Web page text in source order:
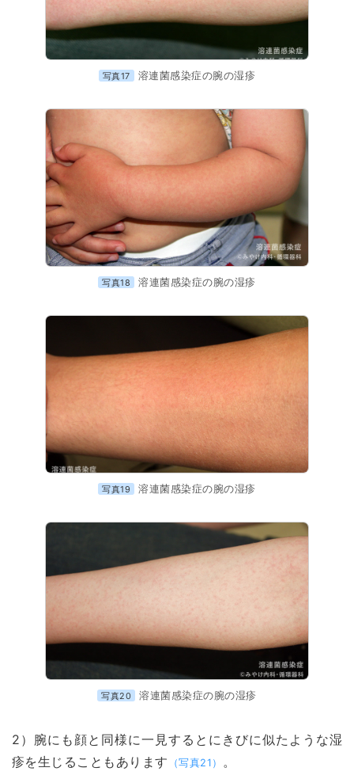
写真17 溶連菌感染症の腕の湿疹
写真18 溶連菌感染症の腕の湿疹
写真19 溶連菌感染症の腕の湿疹
写真20 溶連菌感染症の腕の湿疹
2）腕にも顔と同様に一見するとにきびに似たような湿
疹を生じることもあります
（写真21） 。